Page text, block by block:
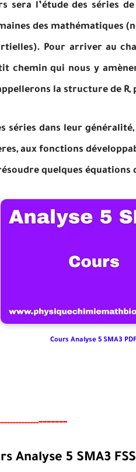
sera l’étude des séries
des mathématiques
Pour arriver au
chemin qui nous y
la structure de R,
séries dans leur
aux fonctions
quelques
Cours Analyse 5 SMA3 PDF
---------------
Analyse 5 SMA3